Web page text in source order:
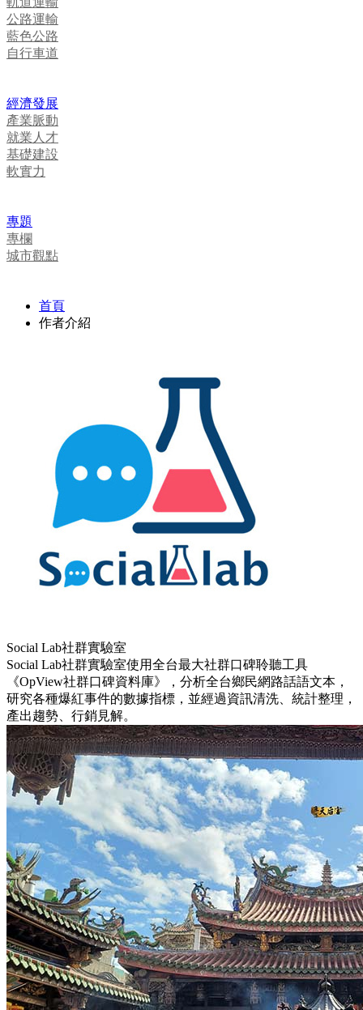
公路運輸
藍色公路
自行車道
經濟發展
產業脈動
就業人才
基礎建設
軟實力
專題
專欄
城市觀點
首頁
作者介紹
Social Lab社群實驗室
Social Lab社群實驗室使用全台最大社群口碑聆聽工具
《OpView社群口碑資料庫》，分析全台鄉民網路話語文本，
研究各種爆紅事件的數據指標，並經過資訊清洗、統計整理，
產出趨勢、行銷見解。